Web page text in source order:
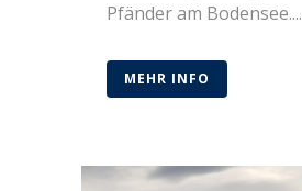
Pfänder am Bodensee....
MEHR INFO